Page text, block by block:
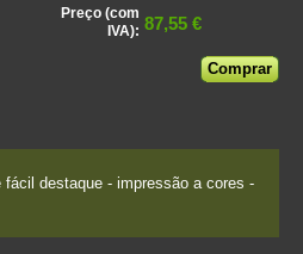
Preço (com
IVA): 87,55 €
destaque - impressão a cores -